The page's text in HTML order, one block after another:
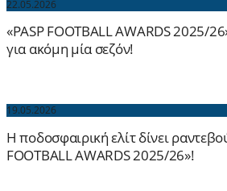
22.05.2026
«PASP FOOTBALL AWARDS 2025/
για ακόμη μία σεζόν!
19.05.2026
Η ποδοσφαιρική ελίτ δίνει
FOOTBALL AWARDS 2025/26»!